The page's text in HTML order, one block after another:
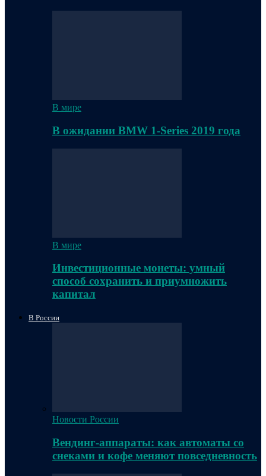
В мире
В ожидании BMW 1-Series 2019 года
В мире
Инвестиционные монеты: умный
способ сохранить и приумножить
капитал
В России
Новости России
Вендинг-аппараты: как автоматы со
снеками и кофе меняют повседневность